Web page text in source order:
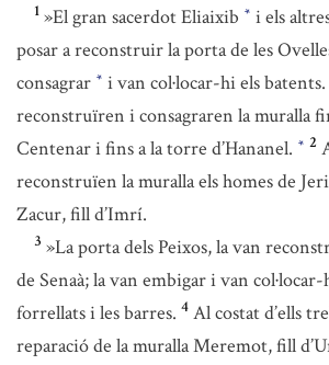
1 »El gran sacerdot Eliaixib * i els
posar a reconstruir la porta de les
consagrar * i van col·locar-hi els
reconstruïren i consagraren la muralla
Centenar i fins a la torre d’Hananel. * 2
reconstruïen la muralla els homes de
Zacur, fill d’Imrí.
3 »La porta dels Peixos, la van
de Senaà; la van embigar i van
forrellats i les barres. 4 Al costat d’ells
reparació de la muralla Meremot, fill